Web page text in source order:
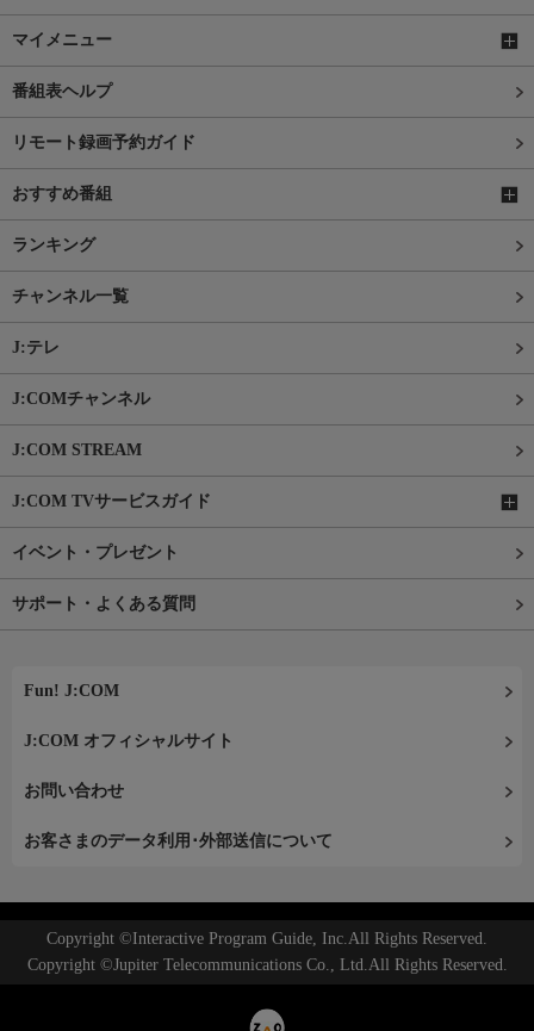
マイメニュー
番組表ヘルプ
リモート録画予約ガイド
おすすめ番組
ランキング
チャンネル一覧
J:テレ
J:COMチャンネル
J:COM STREAM
J:COM TVサービスガイド
イベント・プレゼント
サポート・よくある質問
Fun! J:COM
J:COM オフィシャルサイト
お問い合わせ
お客さまのデータ利用･外部送信について
Copyright ©Interactive Program Guide, Inc.All Rights Reserved.
Copyright ©Jupiter Telecommunications Co., Ltd.All Rights Reserved.